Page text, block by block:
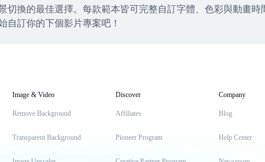
切換的最佳選擇。每款範本皆可完整自訂字體、色彩與動畫
自訂你的下個影片專案吧！
Image & Video
Remove Background
Transparent Background
Discover
Affiliates
Pioneer Program
Company
Blog
Help Center